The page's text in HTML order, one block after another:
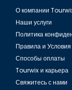
О компании
Наши услуги
Политика
Правила и Условия
Способы оплаты
Tourwix и карьера
Свяжитесь с нами